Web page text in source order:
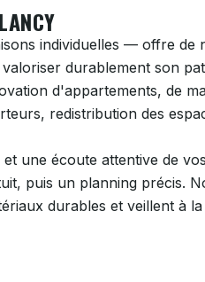
individuelles — offre de
durablement son
d'appartements, de
redistribution des
une écoute attentive de
puis un planning précis.
durables et veillent à